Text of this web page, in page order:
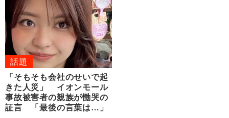
話題
「そもそも会社のせいで起
きた人災」 イオンモール
事故被害者の親族が慟哭の
証言 「最後の言葉は…」